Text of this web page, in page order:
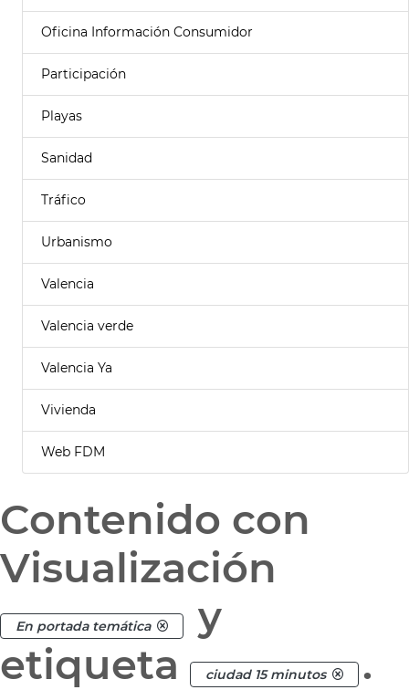
Oficina Información Consumidor
Participación
Playas
Sanidad
Tráfico
Urbanismo
Valencia
Valencia verde
Valencia Ya
Vivienda
Web FDM
Contenido con
Visualización
En portada temática
y
etiqueta
ciudad 15 minutos .